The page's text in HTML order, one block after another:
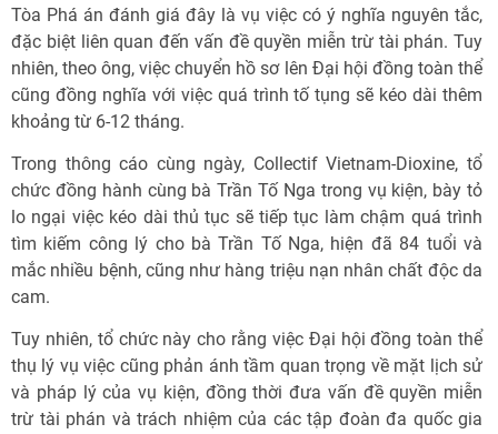
Tòa Phá án đánh giá đây là vụ việc có ý nghĩa nguyên tắc,
đặc biệt liên quan đến vấn đề quyền miễn trừ tài phán. Tuy
nhiên, theo ông, việc chuyển hồ sơ lên Đại hội đồng toàn thể
cũng đồng nghĩa với việc quá trình tố tụng sẽ kéo dài thêm
khoảng từ 6-12 tháng.
Trong thông cáo cùng ngày, Collectif Vietnam-Dioxine, tổ
chức đồng hành cùng bà Trần Tố Nga trong vụ kiện, bày tỏ
lo ngại việc kéo dài thủ tục sẽ tiếp tục làm chậm quá trình
tìm kiếm công lý cho bà Trần Tố Nga, hiện đã 84 tuổi và
mắc nhiều bệnh, cũng như hàng triệu nạn nhân chất độc da
cam.
Tuy nhiên, tổ chức này cho rằng việc Đại hội đồng toàn thể
thụ lý vụ việc cũng phản ánh tầm quan trọng về mặt lịch sử
và pháp lý của vụ kiện, đồng thời đưa vấn đề quyền miễn
trừ tài phán và trách nhiệm của các tập đoàn đa quốc gia